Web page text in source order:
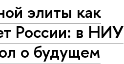
элиты как
России: в НИУ
о будущем